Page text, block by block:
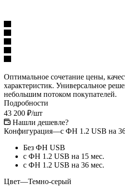
Оптимальное сочетание цены,
характеристик. Универсальное
небольшим потоком покупателей.
Подробности
43 200 ₽/шт
Нашли дешевле?
Конфигурация—с ФН 1.2 USB на
Без ФН USB
с ФН 1.2 USB на 15 мес.
с ФН 1.2 USB на 36 мес.
Цвет—Темно-серый